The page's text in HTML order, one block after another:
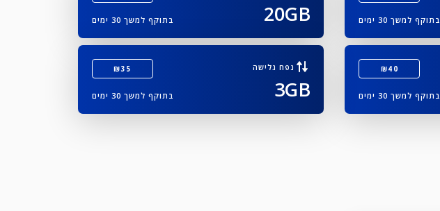
בתוקף למשך 30 ימים 20GB בתוקף למשך 30 ימים
₪40
בתוקף למשך 30 ימים
נפח גלישה ₪35
3GB בתוקף למשך 30 ימים